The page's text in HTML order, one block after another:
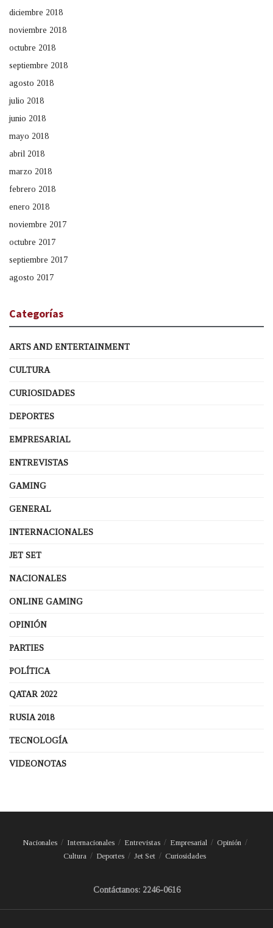
diciembre 2018
noviembre 2018
octubre 2018
septiembre 2018
agosto 2018
julio 2018
junio 2018
mayo 2018
abril 2018
marzo 2018
febrero 2018
enero 2018
noviembre 2017
octubre 2017
septiembre 2017
agosto 2017
Categorías
ARTS AND ENTERTAINMENT
CULTURA
CURIOSIDADES
DEPORTES
EMPRESARIAL
ENTREVISTAS
GAMING
GENERAL
INTERNACIONALES
JET SET
NACIONALES
ONLINE GAMING
OPINIÓN
PARTIES
POLÍTICA
QATAR 2022
RUSIA 2018
TECNOLOGÍA
VIDEONOTAS
Nacionales Internacionales Entrevistas Empresarial
Opinión
Cultura
Deportes Jet Set Curiosidades
Contáctanos: 2246-0616